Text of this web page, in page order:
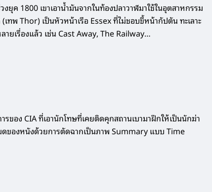
ค 1800 เขาเอาน้ำมันจากในท้องปลาวาฬมาใช้ในอุตสาหกรรม
ทพ Thor) เป็นหัวหน้าเรือ Essex ที่ไม่ชอบขี้หน้ากัปตัน ทะเลาะ
ยเรื่องแล้ว เช่น Cast Away, The Railway…
ของ CIA ที่เอานักโทษที่เคยติดคุกสถานเบามาฝึกให้เป็นนักฆ่า
มดของหนังด้วยการตัดฉากเป็นภาพ Summary แบบ Time